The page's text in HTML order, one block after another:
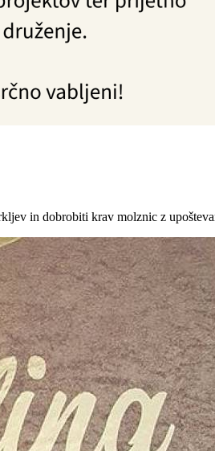
in dobrobiti krav molznic z